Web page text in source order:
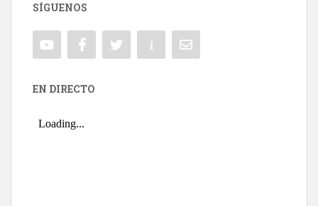
SÍGUENOS
EN DIRECTO